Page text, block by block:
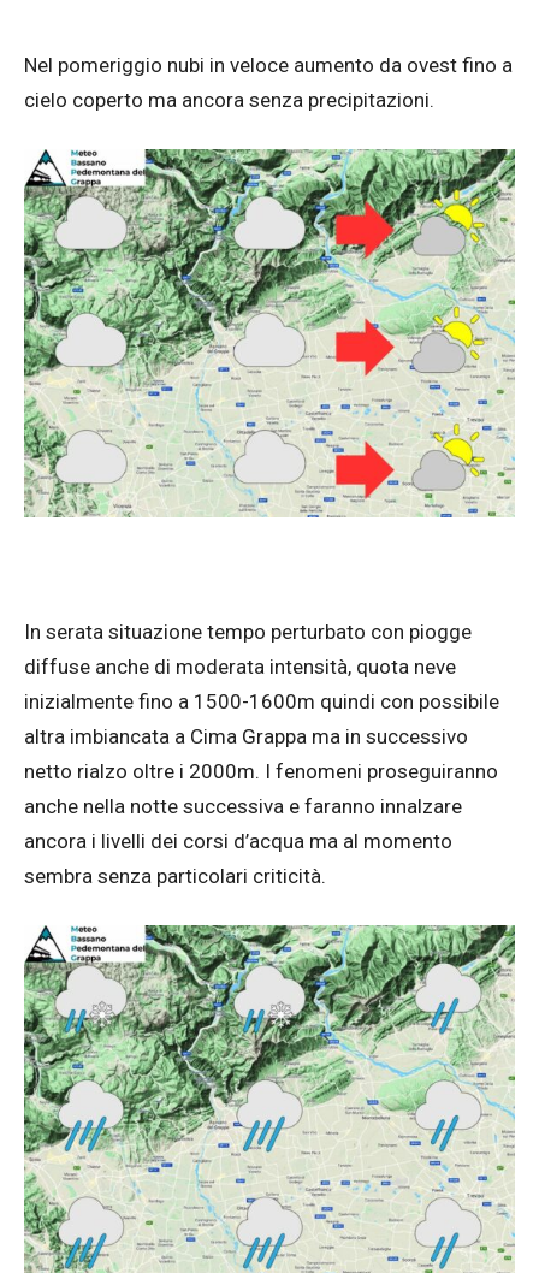
Nel pomeriggio nubi in veloce aumento da ovest fino a
cielo coperto ma ancora senza precipitazioni.
In serata situazione tempo perturbato con piogge
diffuse anche di moderata intensità, quota neve
inizialmente fino a 1500-1600m quindi con possibile
altra imbiancata a Cima Grappa ma in successivo
netto rialzo oltre i 2000m. I fenomeni proseguiranno
anche nella notte successiva e faranno innalzare
ancora i livelli dei corsi d’acqua ma al momento
sembra senza particolari criticità.